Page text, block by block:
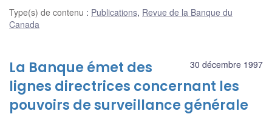
Type(s) de contenu : Publications, Revue de la Banque du
Canada
30 décembre 1997
La Banque émet des
lignes directrices concernant les
pouvoirs de surveillance générale